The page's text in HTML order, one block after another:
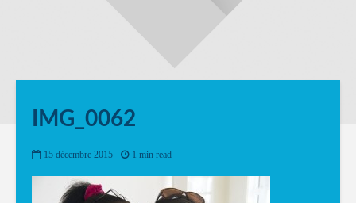
IMG_0062
15 décembre 2015 1 min read